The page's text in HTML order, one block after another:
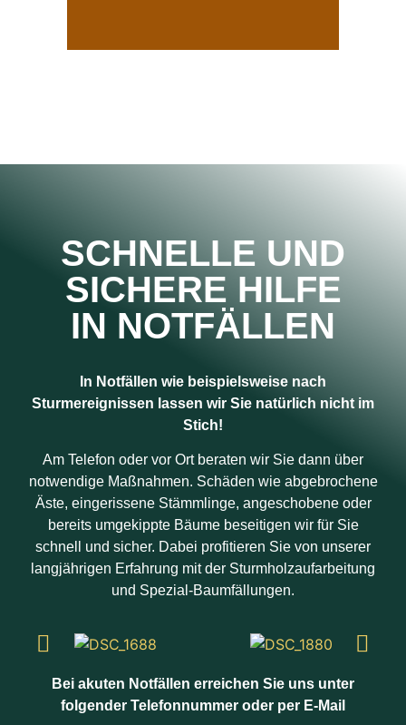
SCHNELLE UND
SICHERE HILFE
IN NOTFÄLLEN
In Notfällen wie beispielsweise nach
Sturmereignissen lassen wir Sie natürlich nicht im
Stich!
Am Telefon oder vor Ort beraten wir Sie dann über
notwendige Maßnahmen. Schäden wie abgebrochene
Äste, eingerissene Stämmlinge, angeschobene oder
bereits umgekippte Bäume beseitigen wir für Sie
schnell und sicher. Dabei profitieren Sie von unserer
langjährigen Erfahrung mit der Sturmholzaufarbeitung
und Spezial-Baumfällungen.
Bei akuten Notfällen erreichen Sie uns unter
folgender Telefonnummer oder per E-Mail